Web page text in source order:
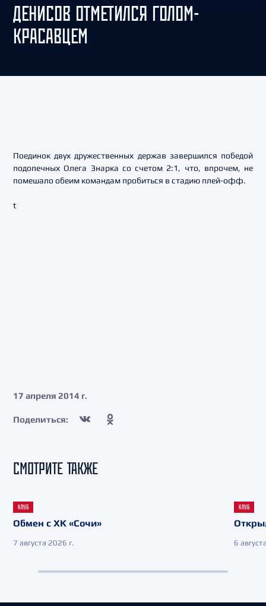
ДЕНИСОВ ОТМЕТИЛСЯ ГОЛОМ-
КРАСАВЦЕМ
Поединок двух дружественных держав завершился победой
подопечных Олега Знарка со счетом 2:1, что, впрочем, не
помешало обеим командам пробиться в стадию плей-офф.
t
17 апреля 2014 г.
Поделиться:
СМОТРИТЕ ТАКЖЕ
КЛУБ
Обмен с ХК «Сочи»
7 августа 2026 г.
КЛУБ
6